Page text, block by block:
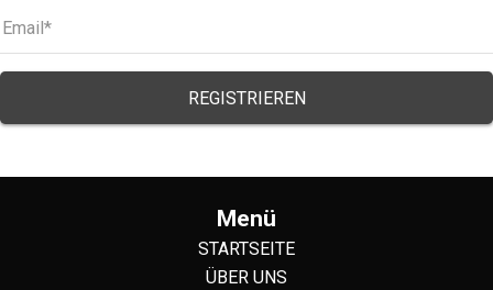
Menü
STARTSEITE
ÜBER UNS